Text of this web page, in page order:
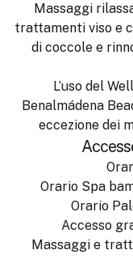
Massaggi
trattamenti viso e
di coccole e
L’uso del
Benalmádena
eccezione dei
Orario Spa
Orario
Accesso
Massaggi e